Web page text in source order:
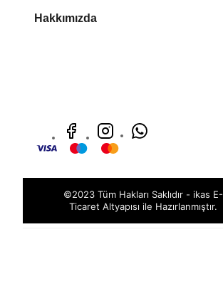
Hakkımızda
©2023 Tüm Hakları Saklıdır - ikas E-
TicaretAltyapısı ile Hazırlanmıştır.